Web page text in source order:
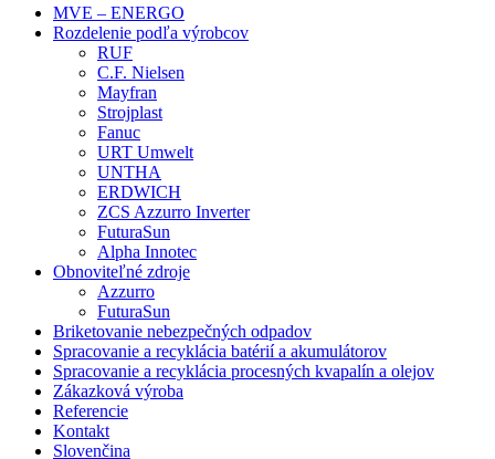
Close
Menu
MVE – ENERGO
Rozdelenie podľa výrobcov
RUF
C.F. Nielsen
Mayfran
Strojplast
Fanuc
URT Umwelt
UNTHA
ERDWICH
ZCS Azzurro Inverter
FuturaSun
Alpha Innotec
Obnoviteľné zdroje
Azzurro
FuturaSun
Briketovanie nebezpečných odpadov
Spracovanie a recyklácia batérií a akumulátorov
Spracovanie a recyklácia procesných kvapalín a olejov
Zákazková výroba
Referencie
Kontakt
Slovenčina